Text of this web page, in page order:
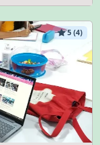
5 (4)